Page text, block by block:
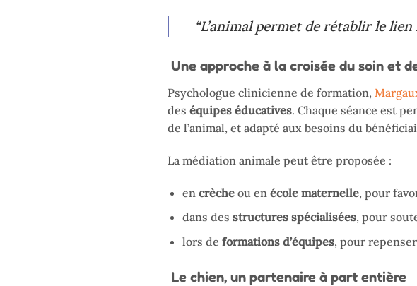
“L’animal permet de rétablir le
Une approche à la croisée du soin et
Psychologue clinicienne de formation,
des équipes éducatives. Chaque séance est
de l’animal, et adapté aux besoins du
La médiation animale peut être proposée :
en crècheou en école maternelle, pour
dans des structures spécialisées, pour
lors de formations d’équipes, pour
Le chien, un partenaire à part entière